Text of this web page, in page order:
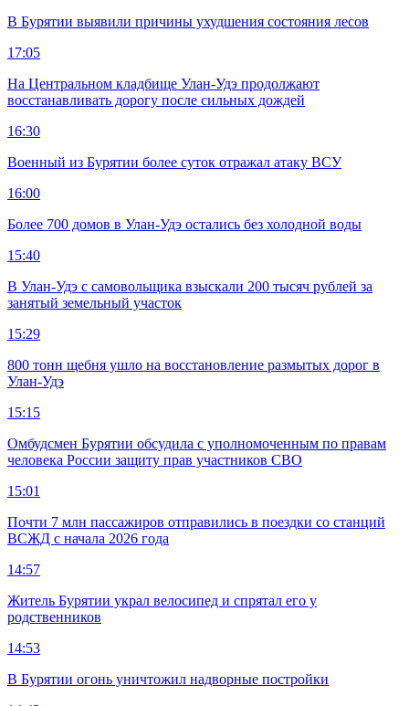
В Бурятии выявили причины ухудшения состояния лесов
17:05
На Центральном кладбище Улан-Удэ продолжают
восстанавливать дорогу после сильных дождей
16:30
Военный из Бурятии более суток отражал атаку ВСУ
16:00
Более 700 домов в Улан-Удэ остались без холодной воды
15:40
В Улан-Удэ с самовольщика взыскали 200 тысяч рублей за
занятый земельный участок
15:29
800 тонн щебня ушло на восстановление размытых дорог в
Улан-Удэ
15:15
Омбудсмен Бурятии обсудила с уполномоченным по правам
человека России защиту прав участников СВО
15:01
Почти 7 млн пассажиров отправились в поездки со станций
ВСЖД с начала 2026 года
14:57
Житель Бурятии украл велосипед и спрятал его у
родственников
14:53
В Бурятии огонь уничтожил надворные постройки